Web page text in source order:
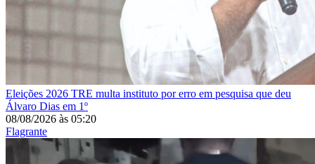
Eleições 2026 TRE multa instituto por erro em pesquisa que deu
Álvaro Dias em 1º
08/08/2026 às 05:20
Flagrante